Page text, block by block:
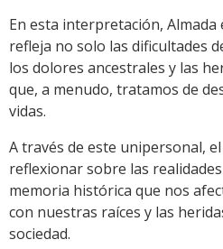
En esta interpretación, Almada
refleja no solo las dificultades
los dolores ancestrales y las
que, a menudo, tratamos de
vidas.
A través de este unipersonal,
reflexionar sobre las
memoria histórica que nos
con nuestras raíces y las
sociedad.